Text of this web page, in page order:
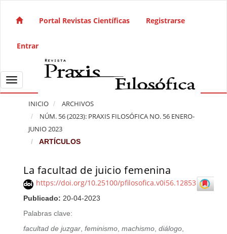
Navegación principal
Barra lateral
Portal Revistas Científicas Registrarse
Entrar
Toggle navigation
INICIO
ARCHIVOS
NÚM. 56 (2023): PRAXIS FILOSÓFICA NO. 56 ENERO-
JUNIO 2023
ARTÍCULOS
La facultad de juicio femenina
https://doi.org/10.25100/pfilosofica.v0i56.12853
Publicado: 20-04-2023
Palabras clave:
facultad de juzgar,feminismo,machismo,diálogo,
Barra lateral del artículo